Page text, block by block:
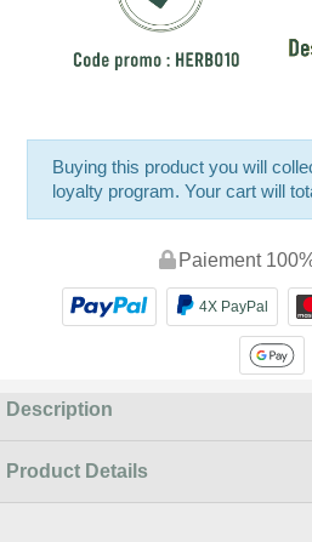
Buying this product you will
loyalty program. Your cart will
Paiement
4X PayPal
Description
Product Details